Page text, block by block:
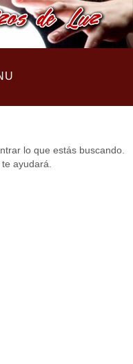
lo que estás buscando.
ayudará.